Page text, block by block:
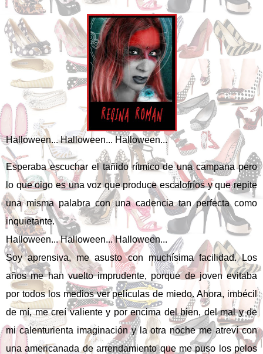
Halloween... Halloween... Halloween...
Esperaba escuchar el tañido rítmico de una campana pero
lo que oigo es una voz que produce escalofríos y que repite
una misma palabra con una cadencia tan perfecta como
inquietante.
Halloween... Halloween... Halloween...
Soy aprensiva, me asusto con muchísima facilidad. Los
años me han vuelto imprudente, porque de joven evitaba
por todos los medios ver películas de miedo. Ahora, imbécil
de mí, me creí valiente y por encima del bien, del mal y de
mi calenturienta imaginación y la otra noche me atreví con
una americanada de arrendamiento que me puso los pelos